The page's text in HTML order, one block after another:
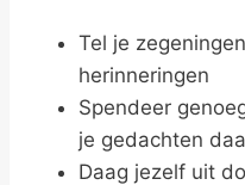
Tel je
herinneringen
Spendeer
je gedachten
Daag jezelf uit